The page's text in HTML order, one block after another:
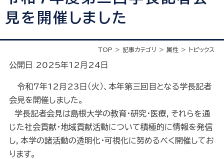
見を開催しました
TOP 記事カテゴリ 属性 トピックス
公開日 2025年12月24日
令和7年12月23日（火）、本年第三回目となる学長記者
会見を開催しました。
学長記者会見は島根大学の教育・研究・医療，それらを通
じた社会貢献・地域貢献活動について積極的に情報を発信
し，本学の諸活動の透明化・可視化に努めるべく開催してお
ります。